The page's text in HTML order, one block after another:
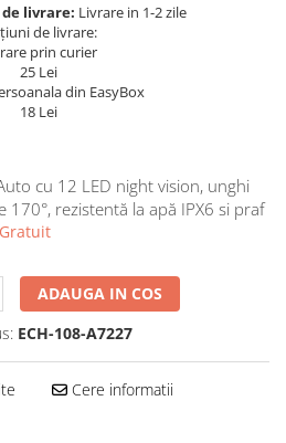
livrare: Livrare in 1-2 zile
de livrare:
prin curier
25 Lei
din EasyBox
18 Lei
cu 12 LED night vision, unghi
170°, rezistentă la apă IPX6 si praf
Gratuit
ADAUGA IN COS
ECH-108-A7227
Cere informatii